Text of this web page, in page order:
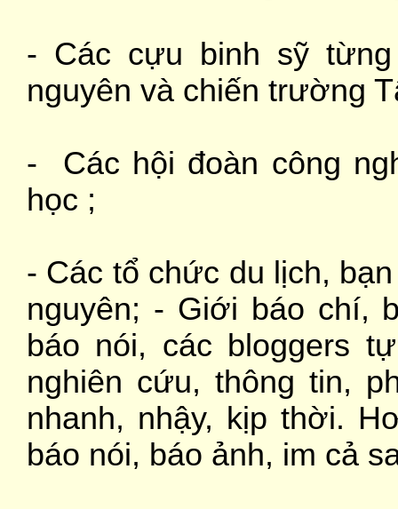
- Các cựu binh sỹ
nguyên và chiến trường
- Các hội đoàn công
học ;
- Các tổ chức du lịch,
nguyên; - Giới báo chí,
báo nói, các bloggers
nghiên cứu, thông tin,
nhanh, nhậy, kịp thời.
báo nói, báo ảnh, im cả